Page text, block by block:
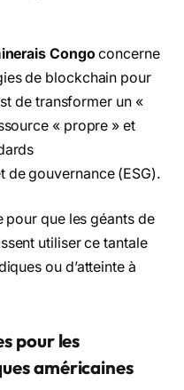
Congoconcerne
de blockchain pour
de transformer un «
« propre » et
de gouvernance (ESG).
pour que les géants de
utiliser ce tantale
ou d’atteinte à
pour les
américaines